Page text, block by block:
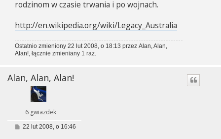
rodzinom w czasie trwania i po wojnach.
http://en.wikipedia.org/wiki/Legacy_Australia
Ostatnio zmieniony 22 lut 2008, o 18:13 przez Alan, Alan,
Alan! , łącznie zmieniany 1 raz.
Alan, Alan, Alan!
6 gwiazdek
P22 lut 2008, o 16:46